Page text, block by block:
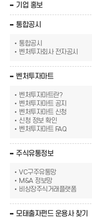
기업 홍보
통합공시
통합공시
벤처투자회사 전자공시
벤처투자마트
벤처투자마트란?
벤처투자마트 공지
벤처투자마트 신청
신청 정보 확인
벤처투자마트 FAQ
주식유통정보
VC구주유통망
M&A 정보망
비상장주식거래플랫폼
모태출자펀드 운용사 찾기